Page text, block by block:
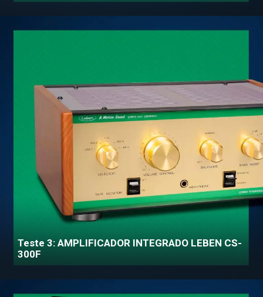
Teste 3: AMPLIFICADOR INTEGRADO LEBEN CS-
300F